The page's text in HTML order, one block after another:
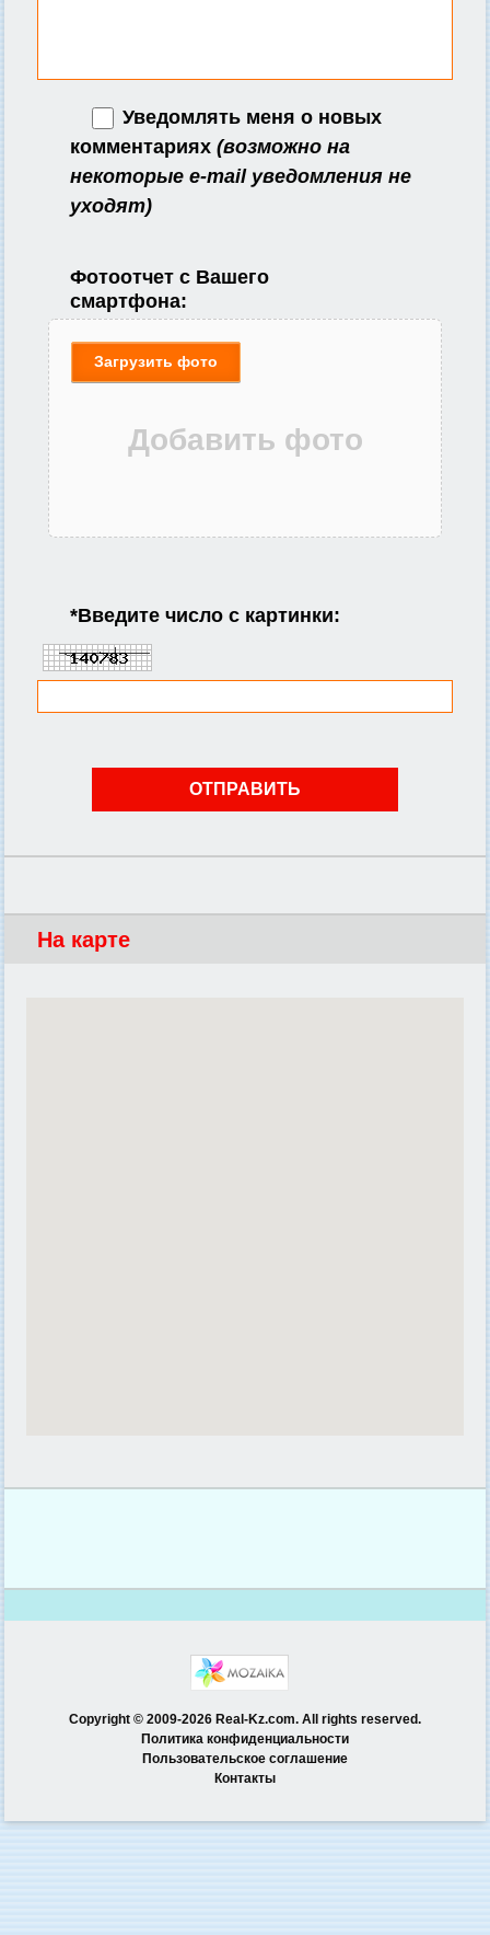
Уведомлять меня о новых
комментариях (возможно на
некоторые e-mail уведомления не
уходят)
Фотоотчет с Вашего
смартфона:
Загрузить фото
*Введите число с картинки:
На карте
Copyright © 2009-2026 Real-Kz.com. All rights reserved.
Политика конфиденциальности
Пользовательское соглашение
Контакты